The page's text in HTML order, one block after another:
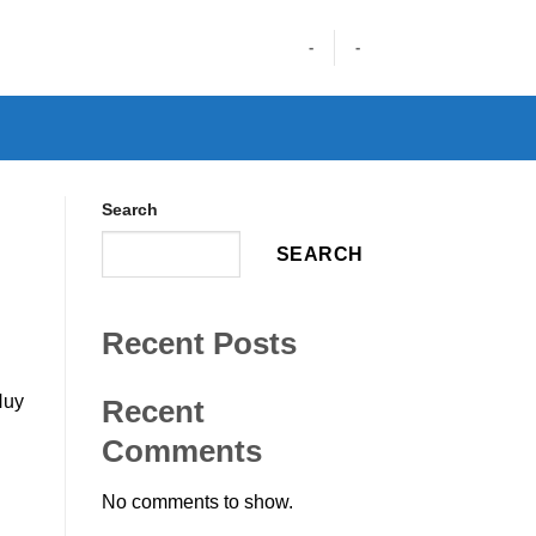
- -
Search
SEARCH
Recent Posts
Recent
Comments
No comments to show.